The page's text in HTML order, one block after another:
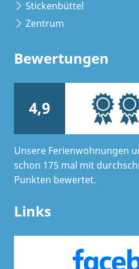
Stickenbüttel
Zentrum
Bewertungen
4,9
Unsere Ferienwohnungen
schon 175 mal mit
Punkten bewertet.
Links